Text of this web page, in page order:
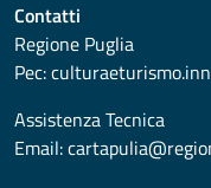
Contatti
Regione Puglia
Pec:
Assistenza Tecnica
Email: